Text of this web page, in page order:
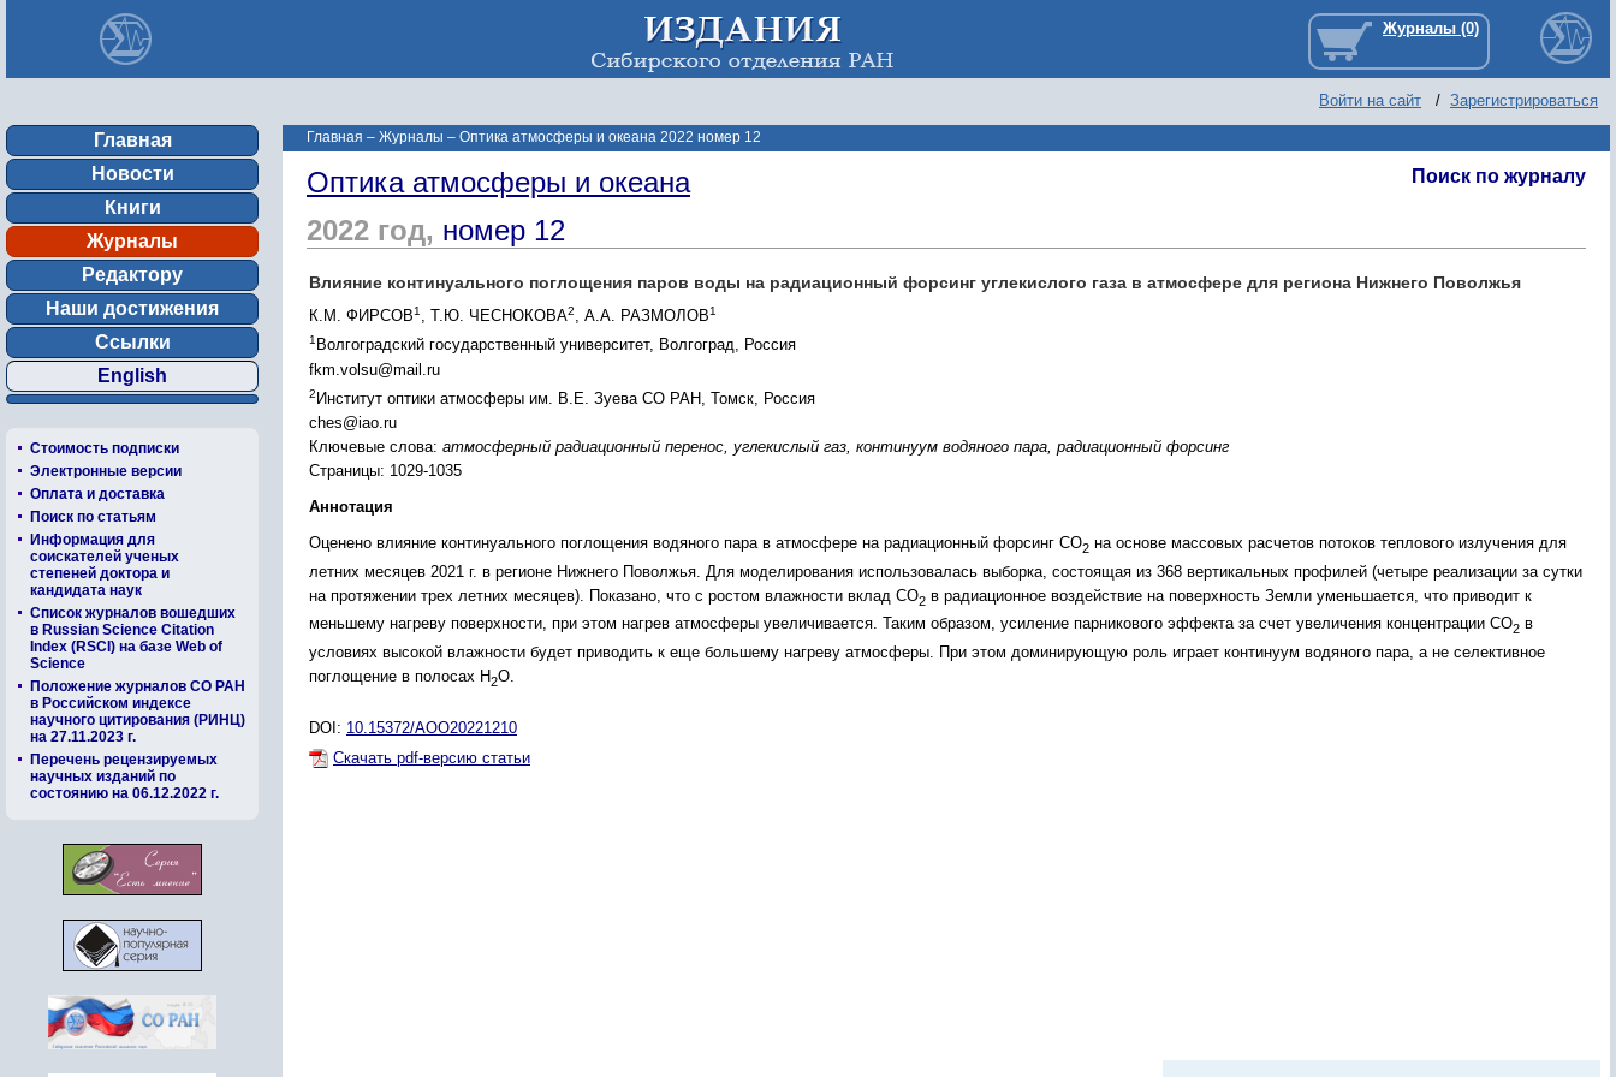
Войти на сайт / Зарегистрироваться
Главная
Новости
Книги
Журналы
Редактору
Наши достижения
Ссылки
English
Стоимость подписки
Электронные версии
Оплата и доставка
Поиск по статьям
Информация для
соискателей ученых
степеней доктора и
кандидата наук
Список журналов вошедших
в Russian Science Citation
Index (RSCI) на базе Web of
Science
Положение журналов СО РАН
в Российском индексе
научного цитирования (РИНЦ)
на 27.11.2023 г.
Перечень рецензируемых
научных изданий по
состоянию на 06.12.2022 г.
Главная – Журналы – Оптика атмосферы и океана 2022 номер 12
Поиск по журналу
Оптика атмосферы и океана
2022 год, номер 12
Влияние континуального поглощения паров воды на радиационный форсинг углекислого газа в атмосфере для региона Нижнего Поволжья
К.М. ФИРСОВ1 , Т.Ю. ЧЕСНОКОВА2, А.А. РАЗМОЛОВ1
1 Волгоградский государственный университет, Волгоград, Россия
fkm.volsu@mail.ru
2 Институт оптики атмосферы им. В.Е. Зуева СО РАН, Томск, Россия
ches@iao.ru
Ключевые слова: атмосферный радиационный перенос, углекислый газ, континуум водяного пара, радиационный форсинг
Страницы: 1029-1035
Аннотация
Оценено влияние континуального поглощения водяного пара в атмосфере на радиационный форсинг СО2 на основе массовых расчетов потоков теплового излучения для
летних месяцев 2021 г. в регионе Нижнего Поволжья. Для моделирования использовалась выборка, состоящая из 368 вертикальных профилей (четыре реализации за сутки
на протяжении трех летних месяцев). Показано, что с ростом влажности вклад СО2 в радиационное воздействие на поверхность Земли уменьшается, что приводит к
меньшему нагреву поверхности, при этом нагрев атмосферы увеличивается. Таким образом, усиление парникового эффекта за счет увеличения концентрации CO2 в
условиях высокой влажности будет приводить к еще большему нагреву атмосферы. При этом доминирующую роль играет континуум водяного пара, а не селективное
поглощение в полосах Н2О.
DOI: 10.15372/AOO20221210
Скачать pdf-версию статьи